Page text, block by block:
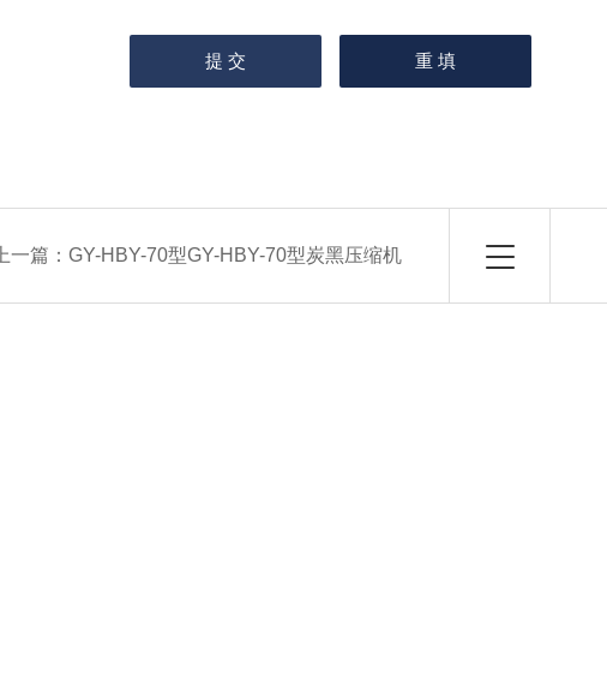
上一篇：GY-HBY-70型GY-HBY-70型炭黑压缩机